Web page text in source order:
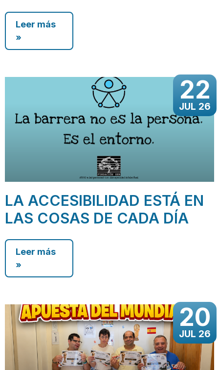
Leer más
»
22
JUL 26
LA ACCESIBILIDAD ESTÁ EN
LAS COSAS DE CADA DÍA
Leer más
»
20
JUL 26